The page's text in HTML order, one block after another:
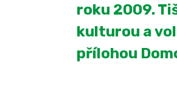
roku 2009.
kulturou a
přílohou